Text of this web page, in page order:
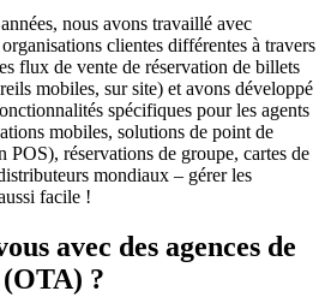
nous avons travaillé avec
clientes différentes à travers
flux de vente de réservation de billets
mobiles, sur site) et avons développé
spécifiques pour les agents
mobiles, solutions de point de
POS), réservations de groupe, cartes de
mondiaux – gérer les
facile !
avec des agences de
?